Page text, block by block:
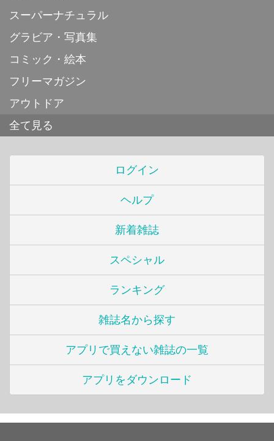
スーパーナチュラル
グラビア・写真集
コミック・絵本
フリーマガジン
アウトドア
全て見る
ログイン
ヘルプ
新着雑誌
スペシャル
ランキング
雑誌名から探す
アプリで買えない雑誌の一覧
アプリをダウンロード